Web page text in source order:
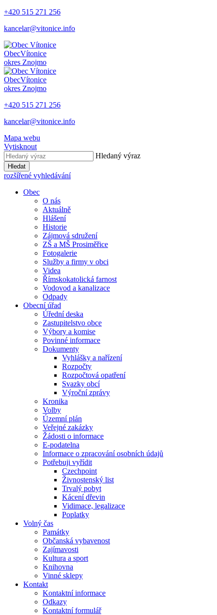
+420 515 271 256
kancelar@vitonice.info
ObecVítonice
okres Znojmo
ObecVítonice
okres Znojmo
+420 515 271 256
kancelar@vitonice.info
Mapa webu
Vytisknout
Hledaný výraz
Hledat
rozšířené vyhledávání
Obec
O nás
Aktuálně
Hlášení
Historie
Zájmová sdružení
ZŠ a MŠ Prosiměřice
Fotogalerie
Služby a firmy v obci
Videa
Římskokatolická farnost
Vodovod a kanalizace
Odpady
Obecní úřad
Úřední deska
Zastupitelstvo obce
Výbory a komise
Povinné informace
Dokumenty
Vyhlášky a nařízení
Rozpočty
Rozpočtová opatření
Svazky obcí
Výroční zprávy
Kronika
Volby
Územní plán
Veřejné zakázky
Žádosti o informace
E-podatelna
Informace o zpracování osobních údajů
Potřebuji vyřídit
Czechpoint
Živnostenský list
Trvalý pobyt
Kácení dřevin
Vidimace, legalizace
Poplatky
Volný čas
Památky
Občanská vybavenost
Zajímavosti
Kultura a sport
Knihovna
Vinné sklepy
Kontakt
Kontaktní informace
Odkazy
Kontaktní formulář